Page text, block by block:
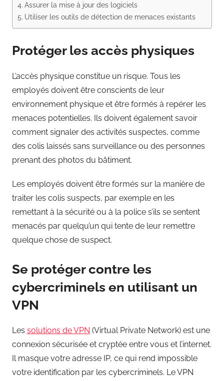
Assurer la mise à jour des logiciels
Utiliser les outils de détection de menaces existants
Protéger les accès physiques
L’accès physique constitue un risque. Tous les
employés doivent être conscients de leur
environnement physique et être formés à repérer les
menaces potentielles. Ils doivent également savoir
comment signaler des activités suspectes, comme
des colis laissés sans surveillance ou des personnes
prenant des photos du bâtiment.
Les employés doivent être formés sur la manière de
traiter les colis suspects, par exemple en les
remettant à la sécurité ou à la police s’ils se sentent
menacés par quelqu’un qui tente de leur remettre
quelque chose de suspect.
Se protéger contre les
cybercriminels en utilisant un
VPN
Les solutions de VPN (Virtual Private Network) est une
connexion sécurisée et cryptée entre vous et l’internet.
Il masque votre adresse IP, ce qui rend impossible
votre identification par les cybercriminels. Le VPN